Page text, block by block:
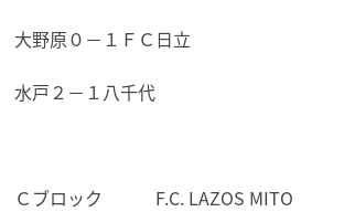
大野原０－１ＦＣ日立
水戸２－１八千代
Ｃブロック F.C. LAZOS MITO